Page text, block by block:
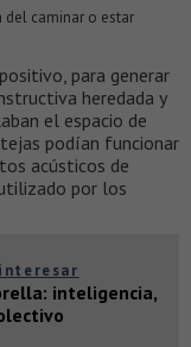
del caminar o estar
para generar
heredada y
el espacio de
podían funcionar
acústicos de
por los
inteligencia,